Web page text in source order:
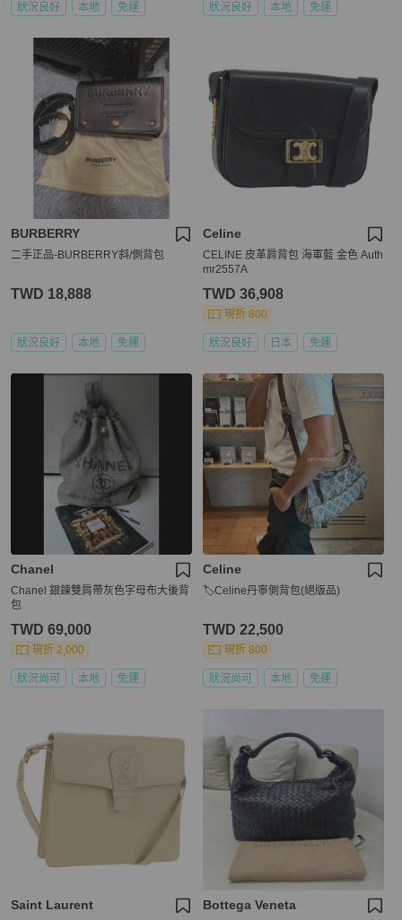
狀況良好 本地 免運 狀況良好 本地 免運
BURBERRY
二手正品-BURBERRY斜/側背包
TWD 18,888
狀況良好 本地 免運
Celine
CELINE 皮革肩背包 海軍藍 金色 Auth
mr2557A
TWD 36,908
現折 800
狀況良好 日本 免運
Chanel
Chanel 銀鍊雙肩帶灰色字母布大後背
包
TWD 69,000
現折 2,000
狀況尚可 本地 免運
Celine
🏷Celine丹寧側背包(絕版品)
TWD 22,500
現折 800
狀況尚可 本地 免運
Saint Laurent Bottega Veneta